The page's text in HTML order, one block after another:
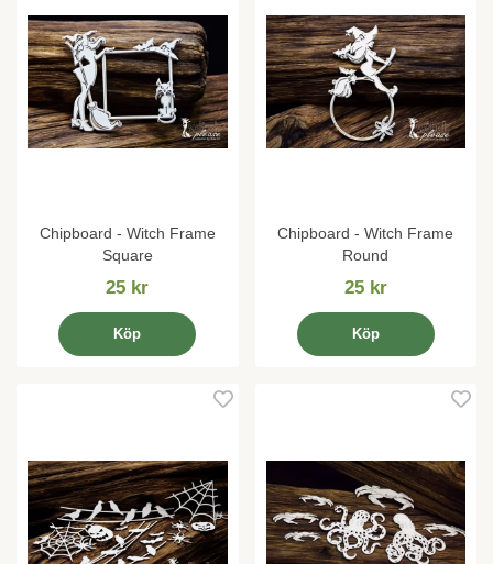
Chipboard - Witch Frame
Square
25 kr
Köp
Chipboard - Witch Frame
Round
25 kr
Köp